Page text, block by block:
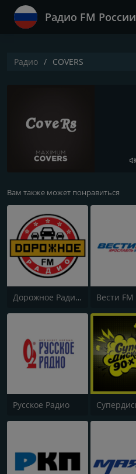
Радио FM России
Радио COVERS
Вам также может понравиться
Дорожное Радио (Dorojnoe Radio)
Русское Радио